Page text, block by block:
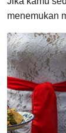
menemukan